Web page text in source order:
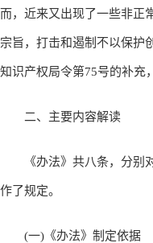
而，近来又出现了一些非正
宗旨，打击和遏制不以保护
知识产权局令第75号的补充
二、主要内容解读
《办法》共八条，分别对
作了规定。
(一)《办法》制定依据